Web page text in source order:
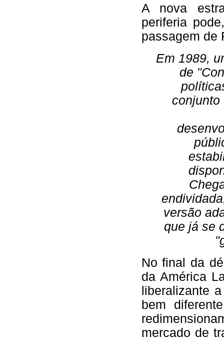
A nova
periferia
passagem de
Em 1989,
de
conjunto
versão
que já se
No final da
da América
liberalizante
bem
mercado de